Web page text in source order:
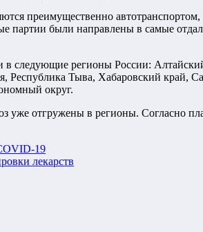
преимущественно
партии были направлены в самые
следующие регионы России:
Тыва, Хабаровский край,
округ.
уже отгружены в регионы. Согласно
19
лекарств